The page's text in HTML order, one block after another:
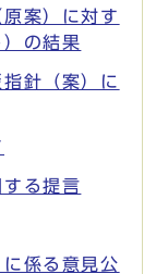
案）に対す
の結果
針（案）に
る提言
に係る意見公